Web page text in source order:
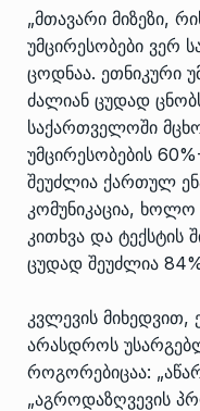
„მთავარი მიზეზი,
უმცირესობები ვერ
ცოდნაა. ეთნიკური
ძალიან ცუდად
საქართველოში
უმცირესობების
შეუძლია ქართულ
კომუნიკაცია,
კითხვა და ტექსტის
ცუდად შეუძლია
კვლევის მიხედვით,
არასდროს
როგორებიცაა:
„აგროდაზღვევის